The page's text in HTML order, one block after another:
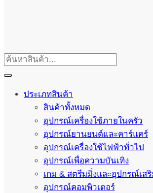
ประเภทสินค้า
สินค้าทั้งหมด
อุปกรณ์เครื่องใช้ภายในครัว
อุปกรณ์ยานยนต์และคาร์แคร์
อุปกรณ์เครื่องใช้ไฟฟ้าทั่วไป
อุปกรณ์เพื่อความบันเทิง
เกม & สตรีมมิ่งและอุปกรณ์เส
อุปกรณ์คอมพิวเตอร์